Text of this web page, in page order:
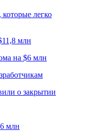
легко
млн
на $6 млн
о закрытии
млн